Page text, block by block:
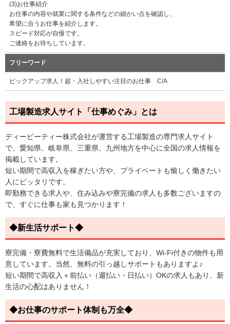
(3)お仕事紹介
お仕事の内容や就業に関する条件などの細かい点を確認し、
希望に合うお仕事を紹介します。
スピード対応が自慢です。
ご連絡をお待ちしています。
フリーワード
ピックアップ求人！超・入社しやすい注目のお仕事 C/A
工場製造求人サイト「仕事めぐみ」とは
ディーピーティー株式会社が運営する工場製造の専門求人サイト
で、愛知県、岐阜県、三重県、九州地方を中心に全国の求人情報を
掲載しています。
短い期間で高収入を稼ぎたい方や、プライベートも愉しく働きたい
人にピッタリです。
即勤務できる求人や、住み込みや寮完備の求人も多数ございますの
で、すぐに仕事も家も見つかります！
◆新生活サポート◆
寮完備・寮費無料で生活備品が充実しており、Wi-Fi付きの物件も用
意しています。当然、無料の引っ越しサポートもありますよ♪
短い期間で高収入＋前払い（週払い・日払い）OKの求人もあり、新
生活の心配はありません！
◆お仕事のサポート体制も万全◆